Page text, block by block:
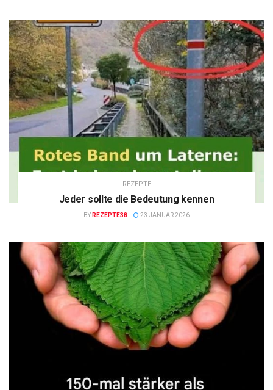
REZEPTE
Jeder sollte die Bedeutung kennen
BY REZEPTE38 23 JANUAR 2026